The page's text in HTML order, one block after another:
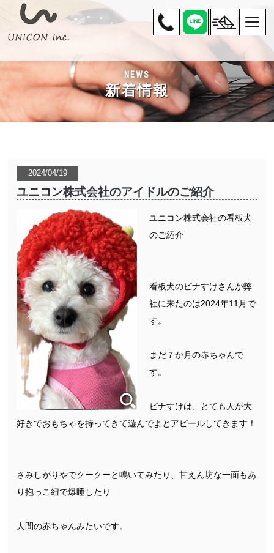
NEWS
新着情報
2024/04/19
ユニコン株式会社のアイドルのご紹介
ユニコン株式会社の看板犬
のご紹介
看板犬のピナすけさんが弊
社に来たのは2024年11月で
す。
まだ７か月の赤ちゃんで
す。
ピナすけは、とても人が大
好きでおもちゃを持ってきて遊んでよとアピールしてきます！
さみしがりやでクークーと鳴いてみたり、甘えん坊な一面もあ
り抱っこ紐で爆睡したり
人間の赤ちゃんみたいです。